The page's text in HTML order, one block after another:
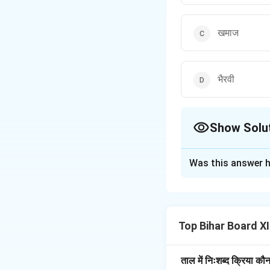
खमाज
भैरवी
Show
और समृद्ध ध्वनि
मानसिक शांति की ओर
Was this answer
Top Bihar Board
ताल में निःशब्द क्रिया